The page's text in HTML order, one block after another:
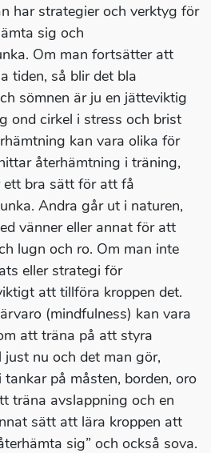
har strategier och verktyg för
sig och
Om man fortsätter att
tiden, så blir det bla
sömnen är ju en jätteviktig
ond cirkel i stress och brist
kan vara olika för
återhämtning i träning,
bra sätt för att få
Andra går ut i naturen,
vänner eller annat för att
lugn och ro. Om man inte
eller strategi för
att tillföra kroppen det.
(mindfulness) kan vara
att träna på att styra
nu och det man gör,
på måsten, borden, oro
träna avslappning och en
sätt att lära kroppen att
sig” och också sova.